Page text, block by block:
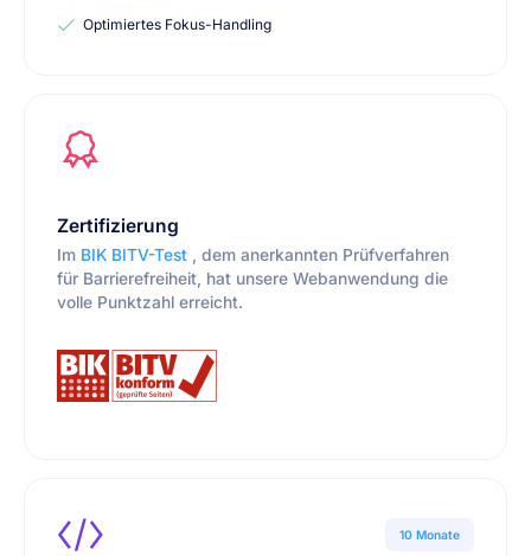
Optimiertes Fokus-Handling
Zertifizierung
Im BIK BITV-Test , dem anerkannten Prüfverfahren
für Barrierefreiheit, hat unsere Webanwendung die
volle Punktzahl erreicht.
10 Monate